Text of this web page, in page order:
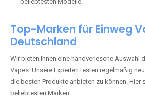
beliebtesten Modelle.
Top-Marken für Einweg
Deutschland
Wir bieten Ihnen eine handverlesene Auswahl
Vapes. Unsere Experten testen regelmäßig
die besten Produkte anbieten zu können. Hier
beliebtesten Marken: